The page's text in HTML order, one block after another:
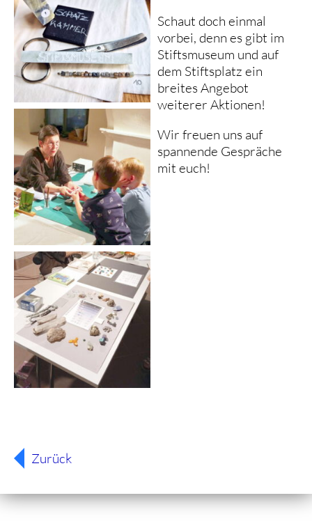
Schaut doch einmal
vorbei, denn es gibt im
Stiftsmuseum und auf
dem Stiftsplatz ein
breites Angebot
weiterer Aktionen!
Wir freuen uns auf
spannende Gespräche
mit euch!
Zurück